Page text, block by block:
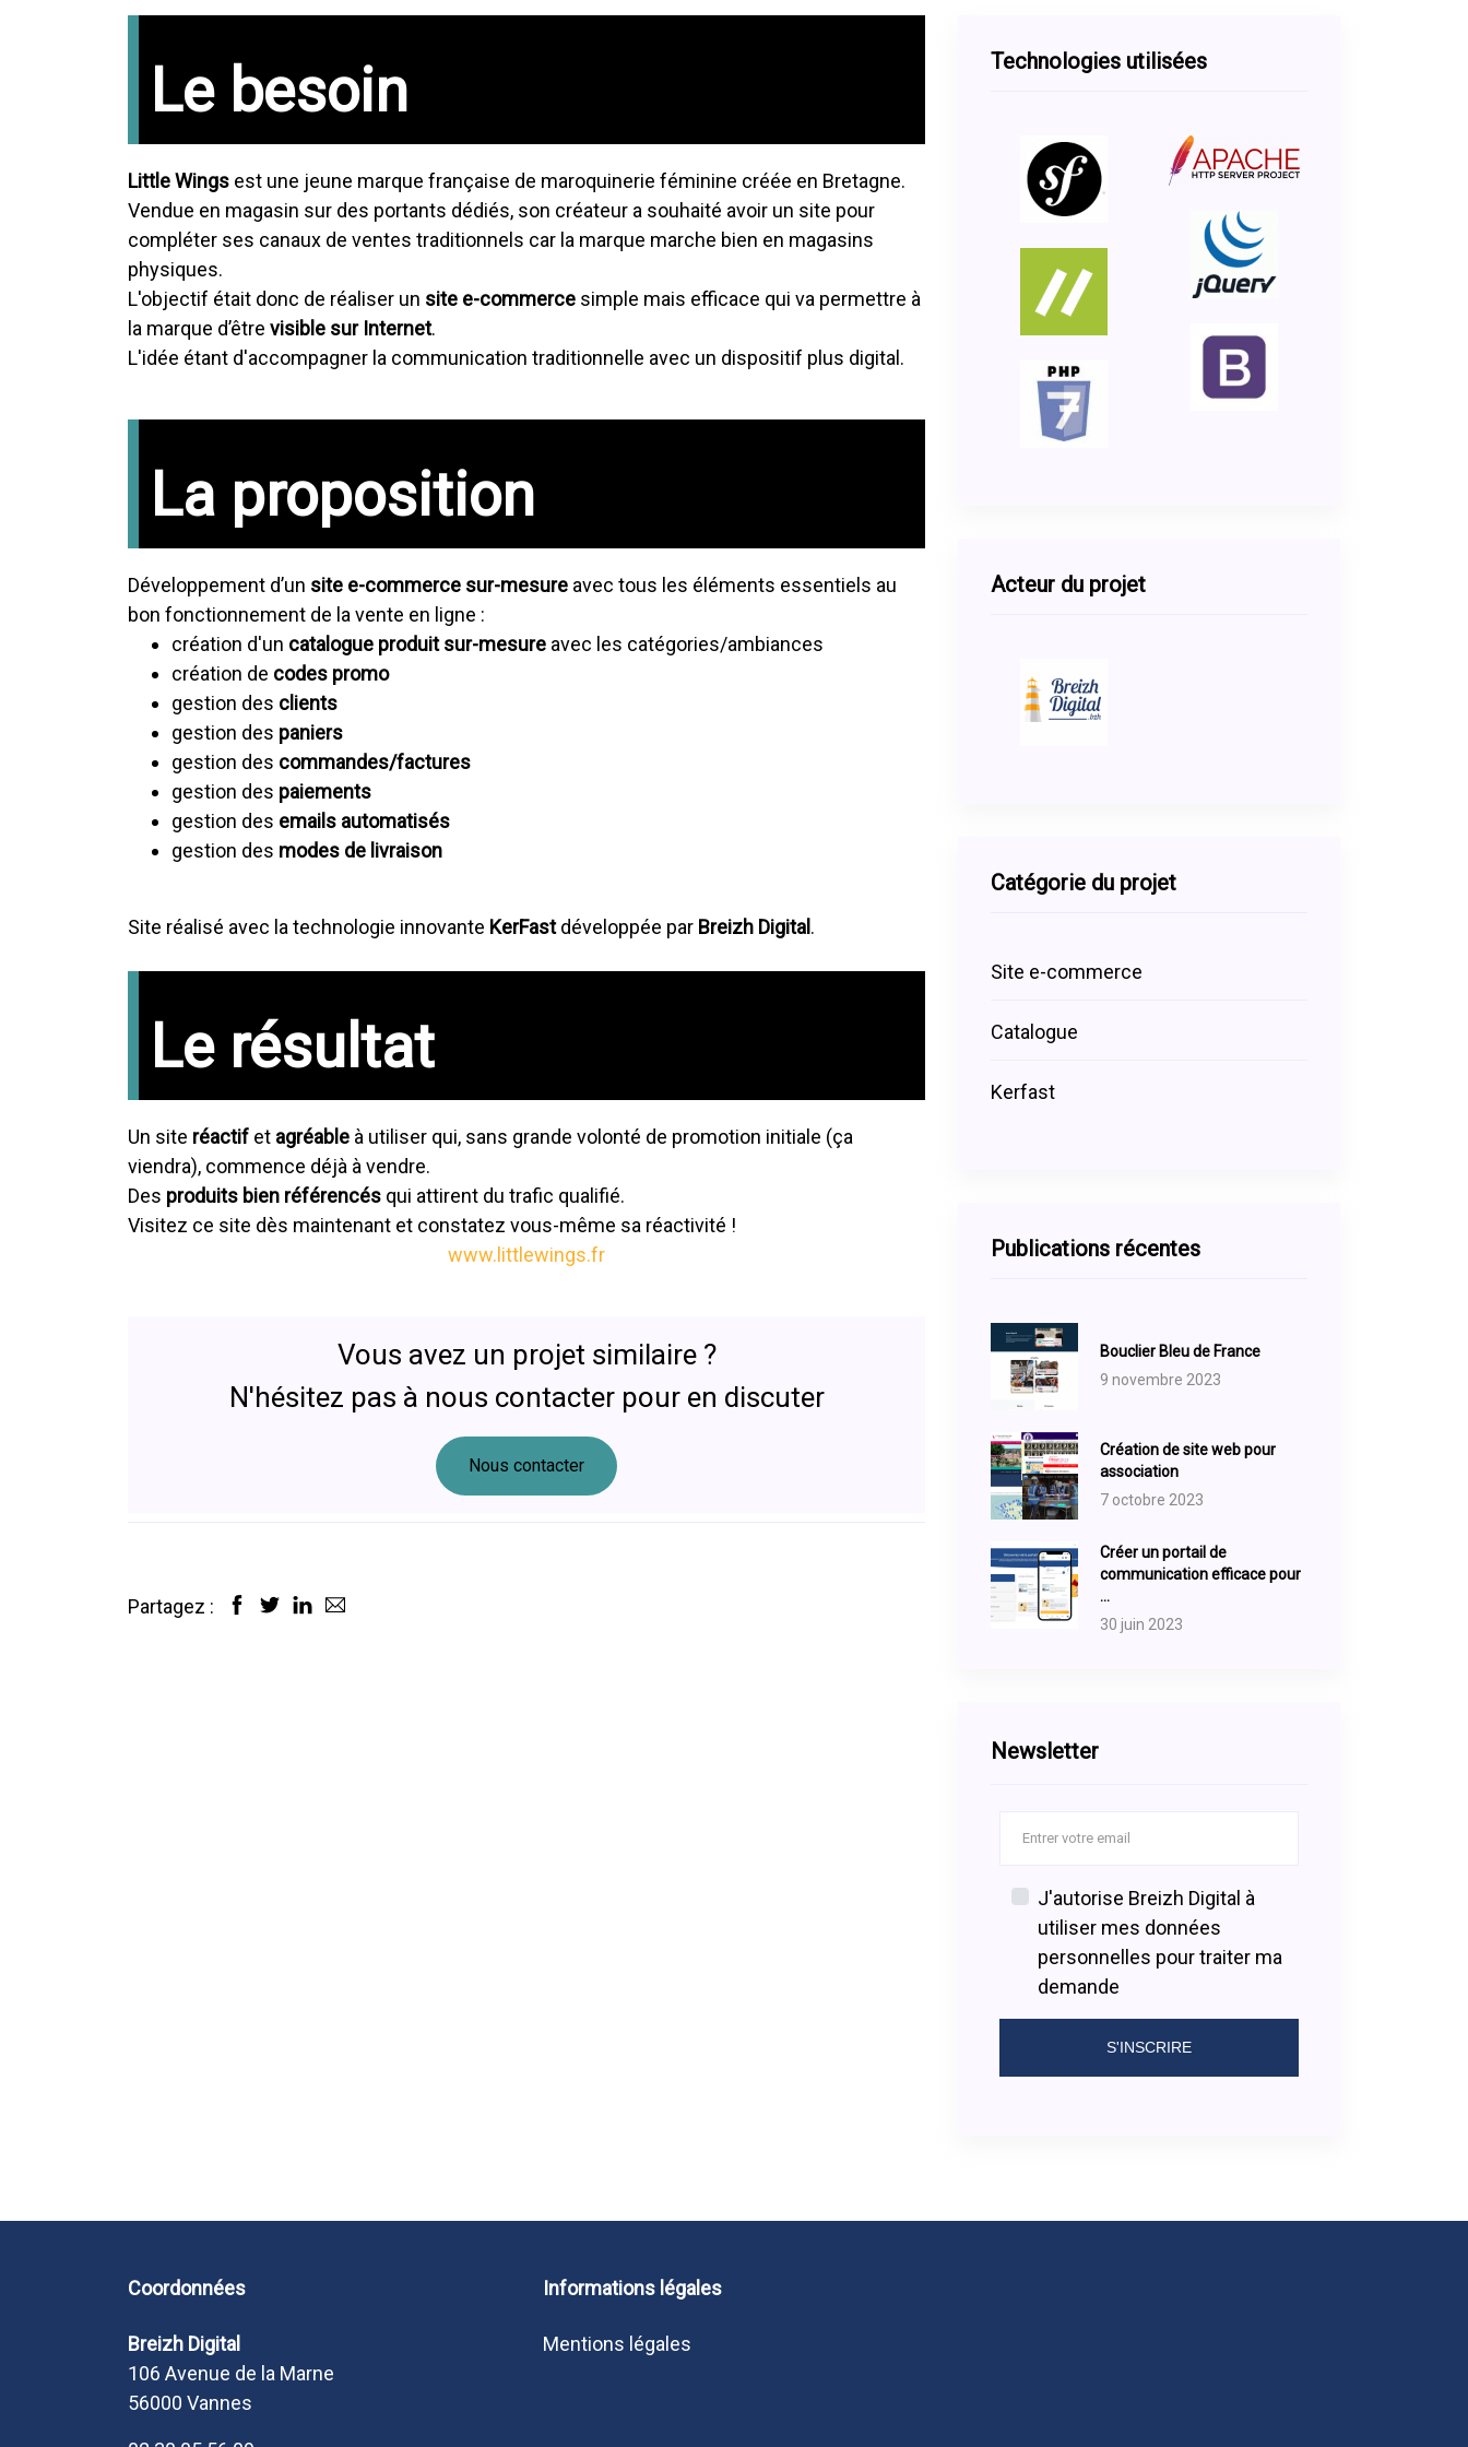
Le besoin
Little Wings est une jeune marque française de maroquinerie féminine créée en Bretagne.
Vendue en magasin sur des portants dédiés, son créateur a souhaité avoir un site pour
compléter ses canaux de ventes traditionnels car la marque marche bien en magasins
physiques.
L'objectif était donc de réaliser un site e-commerce simple mais efficace qui va permettre à
la marque d’être visible sur Internet.
L'idée étant d'accompagner la communication traditionnelle avec un dispositif plus digital.
La proposition
Développement d’un site e-commerce sur-mesure avec tous les éléments essentiels au
bon fonctionnement de la vente en ligne :
création d'un catalogue produit sur-mesure avec les catégories/ambiances
création de codes promo
gestion des clients
gestion des paniers
gestion des commandes/factures
gestion des paiements
gestion des emails automatisés
gestion des modes de livraison
Site réalisé avec la technologie innovante KerFastdéveloppée par Breizh Digital .
Le résultat
Un site réactif et agréable à utiliser qui, sans grande volonté de promotion initiale (ça
viendra), commence déjà à vendre.
Des produits bien référencés qui attirent du trafic qualifié.
Visitez ce site dès maintenant et constatez vous-même sa réactivité !
www.littlewings.fr
Vous avez un projet similaire ?
N'hésitez pas à nous contacter pour en discuter
Nous contacter
Partagez :
Technologies utilisées
Acteur du projet
Catégorie du projet
Site e-commerce
Catalogue
Kerfast
Publications récentes
Bouclier Bleu de France
9 novembre 2023
Création de site web pour
association
7 octobre 2023
Créer un portail de
communication efficace pour
...
30 juin 2023
Newsletter
J'autorise Breizh Digital à
utiliser mes données
personnelles pour traiter ma
demande
S'INSCRIRE
Coordonnées
Breizh Digital
106 Avenue de la Marne
56000 Vannes
Informations légales
Mentions légales